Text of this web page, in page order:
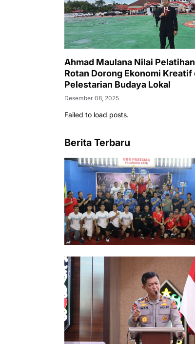
Ahmad Maulana Nilai
Rotan Dorong Ekonomi Kreatif
Pelestarian Budaya Lokal
Desember 08, 2025
Failed to load posts.
Berita Terbaru